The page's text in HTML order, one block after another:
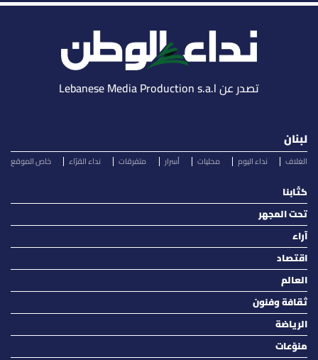
تصدر عن Lebanese Media Production s.a.l
لبنان
الغلاف نداء اليوم محليات أسرار متفرقات نداء القرّاء خاص الموقع
كتّابنا
تحت المجهر
آراء
اقتصاد
العالم
ثقافة وفنون
الرياضة
منوّعات